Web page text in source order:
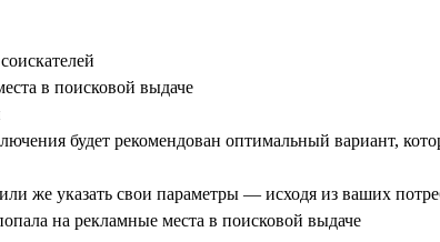
в поисковой выдаче
будет рекомендован оптимальный вариант,
же указать свои параметры — исходя из ваших
на рекламные места в поисковой выдаче